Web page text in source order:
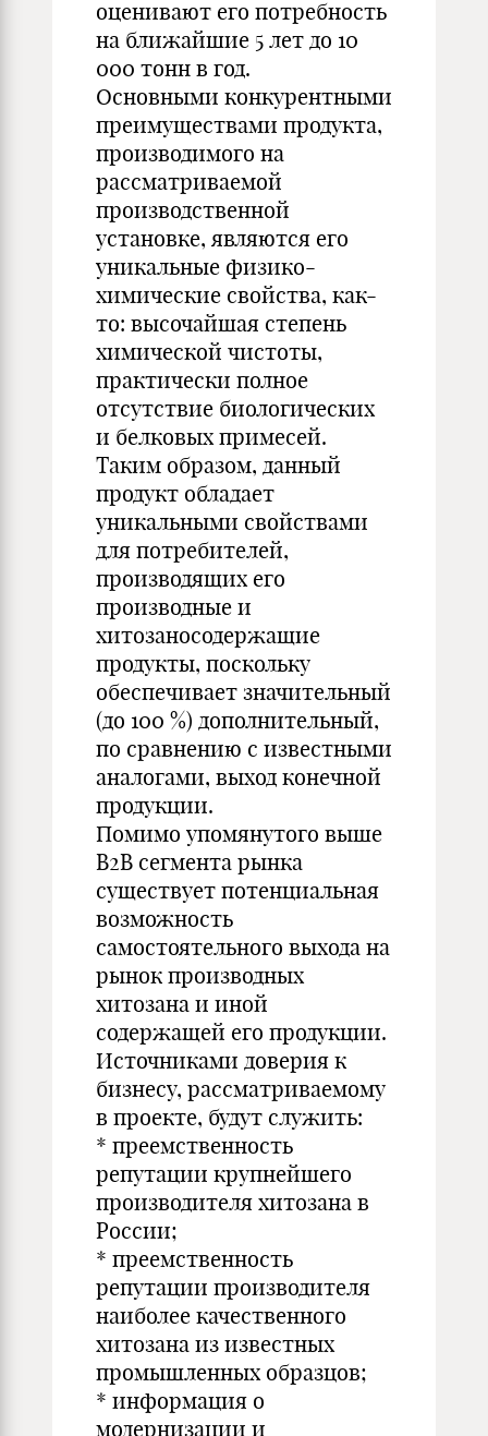
оценивают его потребность
на ближайшие 5 лет до 10
000 тонн в год.
Основными конкурентными
преимуществами продукта,
производимого на
рассматриваемой
производственной
установке, являются его
уникальные физико-
химические свойства, как-
то: высочайшая степень
химической чистоты,
практически полное
отсутствие биологических
и белковых примесей.
Таким образом, данный
продукт обладает
уникальными свойствами
для потребителей,
производящих его
производные и
хитозаносодержащие
продукты, поскольку
обеспечивает значительный
(до 100 %) дополнительный,
по сравнению с известными
аналогами, выход конечной
продукции.
Помимо упомянутого выше
В2В сегмента рынка
существует потенциальная
возможность
самостоятельного выхода на
рынок производных
хитозана и иной
содержащей его продукции.
Источниками доверия к
бизнесу, рассматриваемому
в проекте, будут служить:
* преемственность
репутации крупнейшего
производителя хитозана в
России;
* преемственность
репутации производителя
наиболее качественного
хитозана из известных
промышленных образцов;
* информация о
модернизации и